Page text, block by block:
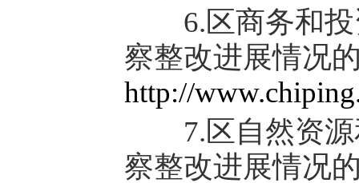
6.区商务和投
察整改进展情况
http://
7.区自然资源
察整改进展情况